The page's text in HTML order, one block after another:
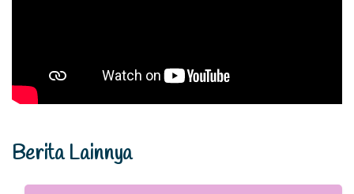
Berita Lainnya